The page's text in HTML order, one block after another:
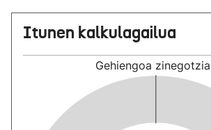
Itunen kalkulagailua
Gehiengoa